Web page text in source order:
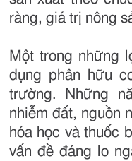
ràng, giá trị nông
Một trong những
dụng phân hữu
trường. Những
nhiễm đất, nguồn
hóa học và thuốc
vấn đề đáng lo